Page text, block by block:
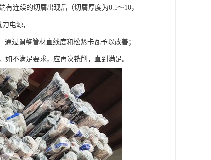
连续的切屑出现后（切屑厚度为0.5～10，
电源；
过调整管材直线度和松紧卡瓦予以改善；
如不满足要求，应再次铣削，直到满足。